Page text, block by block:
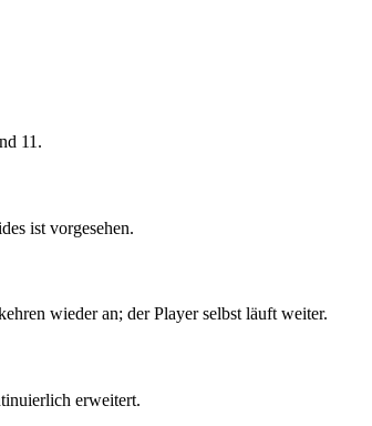
11.
ist vorgesehen.
wieder an; der Player selbst läuft weiter.
erweitert.